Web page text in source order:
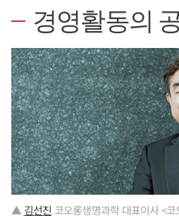
경영활동의
▲ 김선진 코오롱생명과학 대표이사 <